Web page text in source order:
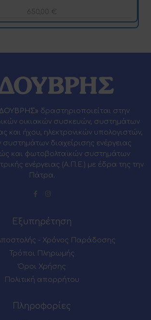
650,00 €
δραστηριοποιείται στην
οικιακών συσκευών, συστημάτων
και ήχου, ηλεκτρονικών υπολογιστών,
συστημάτων διαχείρισης ενέργειας
και φωτοβολταϊκών συστημάτων
ενέργειας (Α.Π.Ε.) με έδρα της την
Πάτρα.
Εξυπηρέτηση
- Χρόνος Παράδοσης
Τρόποι Πληρωμής
Όροι Χρήσης
Πολιτική απορρήτου
Πληροφορίες